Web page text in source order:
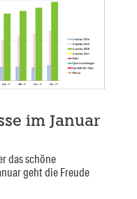
im Januar
das schöne
geht die Freude